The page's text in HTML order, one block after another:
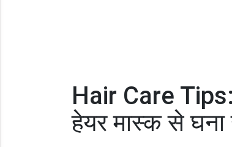
Hair Care
हेयर मास्क से घना